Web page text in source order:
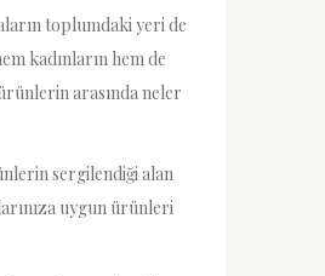
toplumdaki yeri de
kadınların hem de
arasında neler
sergilendiği alan
uygun ürünleri